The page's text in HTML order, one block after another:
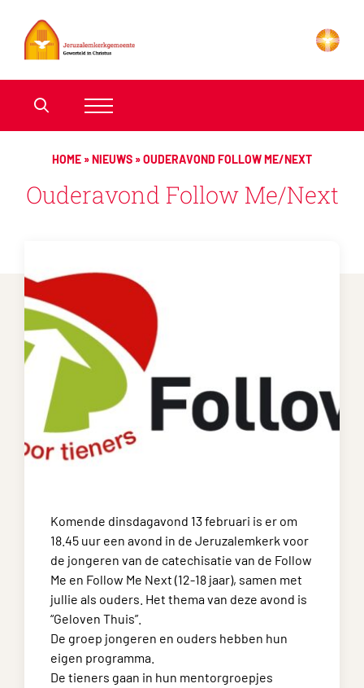
HOME »NIEUWS »OUDERAVOND FOLLOW ME/NEXT
Ouderavond Follow Me/Next
Komende dinsdagavond 13 februari is er om
18.45 uur een avond in de Jeruzalemkerk voor
de jongeren van de catechisatie van de Follow
Me en Follow Me Next (12-18 jaar), samen met
jullie als ouders. Het thema van deze avond is
“Geloven Thuis”.
De groep jongeren en ouders hebben hun
eigen programma.
De tieners gaan in hun mentorgroepjes